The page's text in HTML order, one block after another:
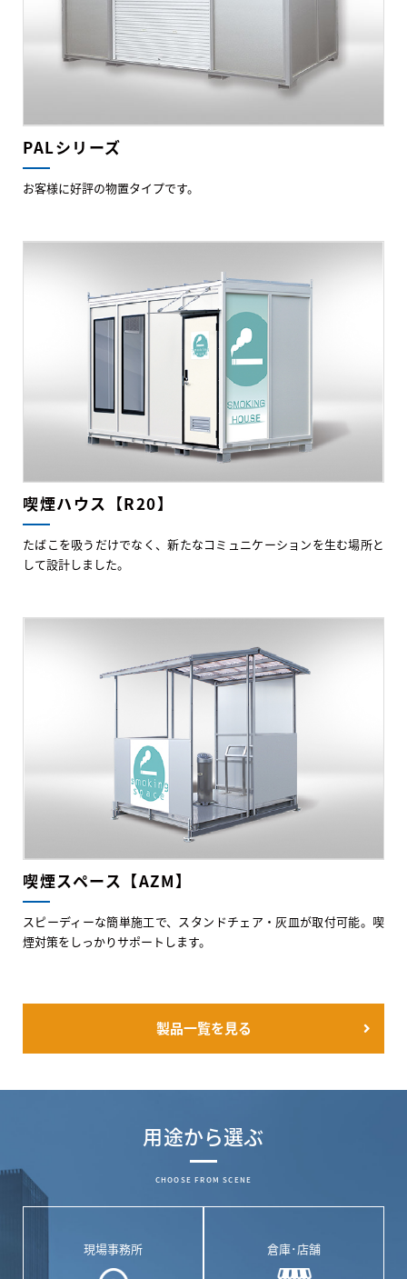
PALシリーズ
お客様に好評の物置タイプです。
喫煙ハウス【R20】
たばこを吸うだけでなく、新たなコミュニケーションを生む場所と
して設計しました。
喫煙スペース【AZM】
スピーディーな簡単施工で、スタンドチェア・灰皿が取付可能。喫
煙対策をしっかりサポートします。
製品一覧を見る
用途から選ぶ
CHOOSE FROM SCENE
現場事務所 倉庫･店舗